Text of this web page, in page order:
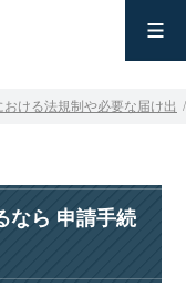
おける法規制や必要な届け出 /
なら 申請手続